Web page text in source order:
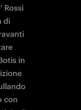
Rossi
di
in
con